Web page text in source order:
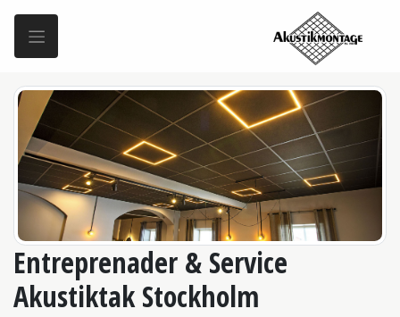
Entreprenader & Service
Akustiktak Stockholm